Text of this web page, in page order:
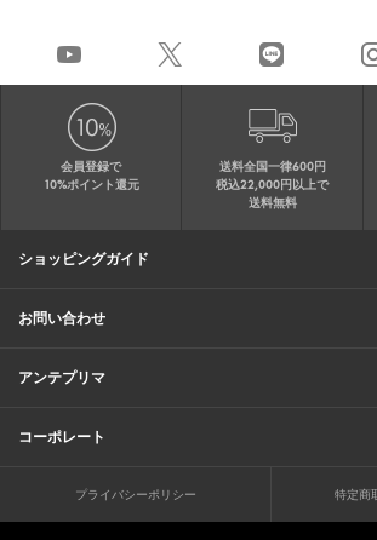
会員登録で
10%ポイント還元
送料全国一律600円
税込22,000円以上で
送料無料
ショッピングガイド
会員特典
ご購入・配送について
返品について
ギフト包装
FAQ
サイトマップ
お問い合わせ
メールでのお問い合わせ
お修理についてのお問い合わせ
お休みさせていただきます
アンテプリマ
ブランドサイト
ショップリスト
ワイヤーバッグについて
特集
オンラインストアニュース
コーポレート
プライバシーポリシー 特定商